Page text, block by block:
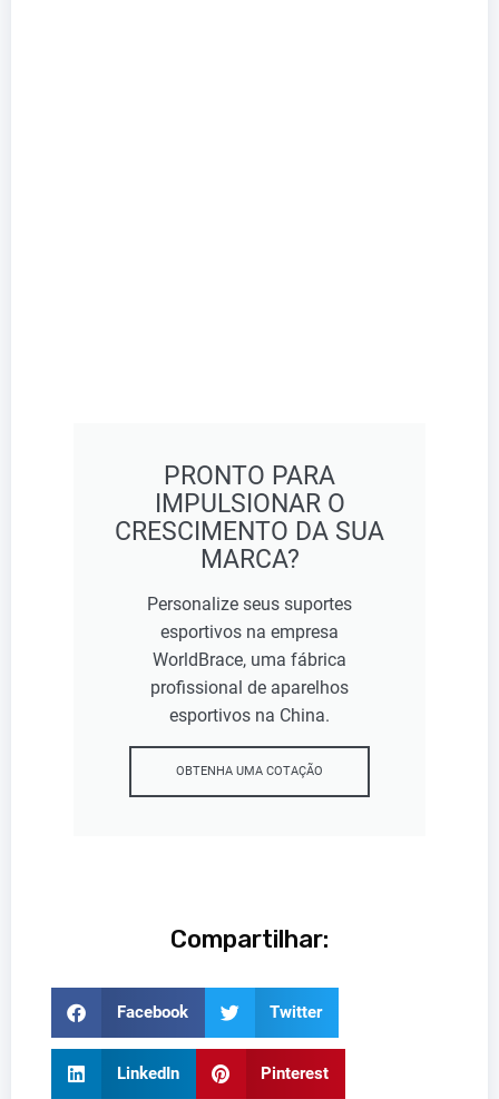
PRONTO PARA
IMPULSIONAR O
CRESCIMENTO DA SUA
MARCA?
Personalize seus suportes
esportivos na empresa
WorldBrace, uma fábrica
profissional de aparelhos
esportivos na China.
OBTENHA UMA COTAÇÃO
Compartilhar:
Facebook Twitter
LinkedIn Pinterest